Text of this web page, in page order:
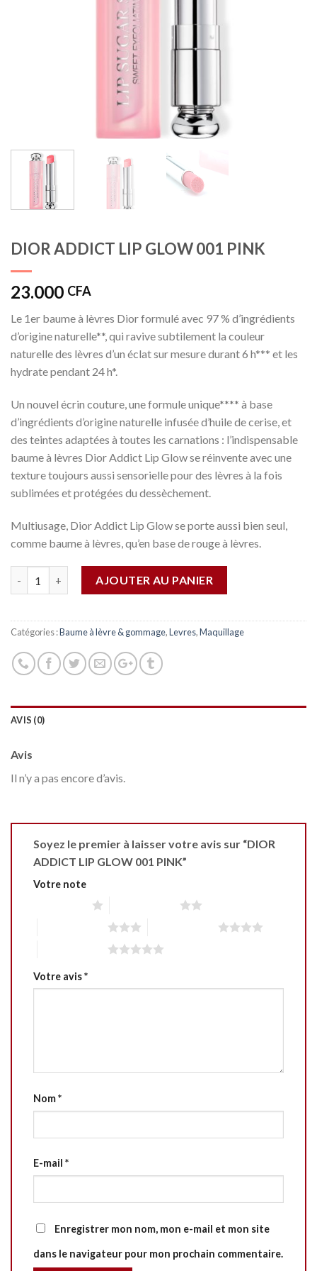
DIOR ADDICT LIP GLOW 001 PINK
23.000 CFA
Le 1er baume à lèvres Dior formulé avec 97 % d’ingrédients
d’origine naturelle**, qui ravive subtilement la couleur
naturelle des lèvres d’un éclat sur mesure durant 6 h*** et les
hydrate pendant 24 h*.
Un nouvel écrin couture, une formule unique**** à base
d’ingrédients d’origine naturelle infusée d’huile de cerise, et
des teintes adaptées à toutes les carnations : l’indispensable
baume à lèvres Dior Addict Lip Glow se réinvente avec une
texture toujours aussi sensorielle pour des lèvres à la fois
sublimées et protégées du dessèchement.
Multiusage, Dior Addict Lip Glow se porte aussi bien seul,
comme baume à lèvres, qu’en base de rouge à lèvres.
AJOUTER AU PANIER
Catégories :Baume à lèvre & gommage,Levres,Maquillage
AVIS (0)
Avis
Il n’y a pas encore d’avis.
Soyez le premier à laisser votre avis sur “DIOR
ADDICT LIP GLOW 001 PINK”
Votre note
Votre avis*
Nom*
E-mail *
Enregistrer mon nom, mon e-mail et mon site
dans le navigateur pour mon prochain commentaire.